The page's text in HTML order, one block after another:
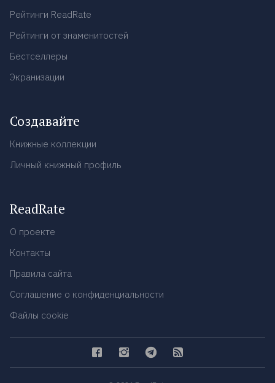
Рейтинги ReadRate
Рейтинги от знаменитостей
Бестселлеры
Экранизации
Создавайте
Книжные коллекции
Личный книжный профиль
ReadRate
О проекте
Контакты
Правила сайта
Соглашение о конфиденциальности
Файлы cookie